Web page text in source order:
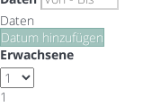
Daten
Datum hinzufügen
Erwachsene
1